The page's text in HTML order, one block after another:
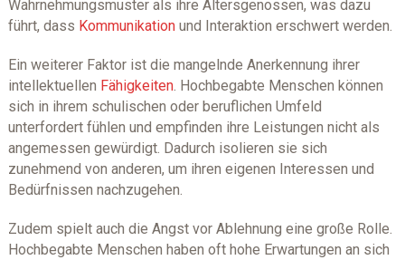
Wahrnehmungsmuster als ihre Altersgenossen, was dazu
führt, dass Kommunikationund Interaktion erschwert werden.
Ein weiterer Faktor ist die mangelnde Anerkennung ihrer
intellektuellen Fähigkeiten. Hochbegabte Menschen können
sich in ihrem schulischen oder beruflichen Umfeld
unterfordert fühlen und empfinden ihre Leistungen nicht als
angemessen gewürdigt. Dadurch isolieren sie sich
zunehmend von anderen, um ihren eigenen Interessen und
Bedürfnissen nachzugehen.
Zudem spielt auch die Angst vor Ablehnung eine große Rolle.
Hochbegabte Menschen haben oft hohe Erwartungen an sich